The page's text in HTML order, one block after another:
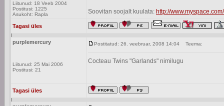
Liitunud: 18 Veeb 2004
Postitusi: 1225
Asukoht: Rapla
Soovitan soojalt kuulata: http://
Tagasi üles
purplemercury
Liitunud: 25 Mai 2006
Postitusi: 21
Postitatud: 26. veebruar, 2008 14:04 Teema:
Cocteau Twins "Garlands" nimilugu
Tagasi üles